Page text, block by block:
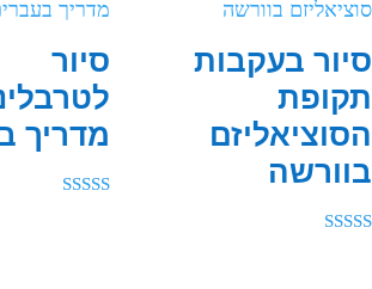
סיור בעקבות
תקופת
הסוציאליזם
בוורשה
סיור
מדריך